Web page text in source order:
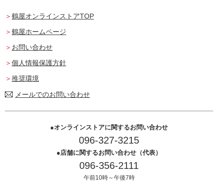
鶴屋オンラインストアTOP
鶴屋ホームページ
お問い合わせ
個人情報保護方針
推奨環境
メールでのお問い合わせ
オンラインストアに関するお問い合わせ
096-327-3215
店舗に関するお問い合わせ（代表）
096-356-2111
午前10時～午後7時